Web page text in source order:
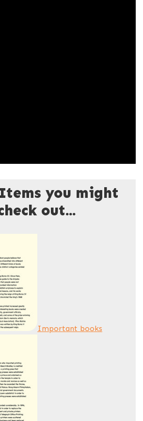
you might
out...
Important books